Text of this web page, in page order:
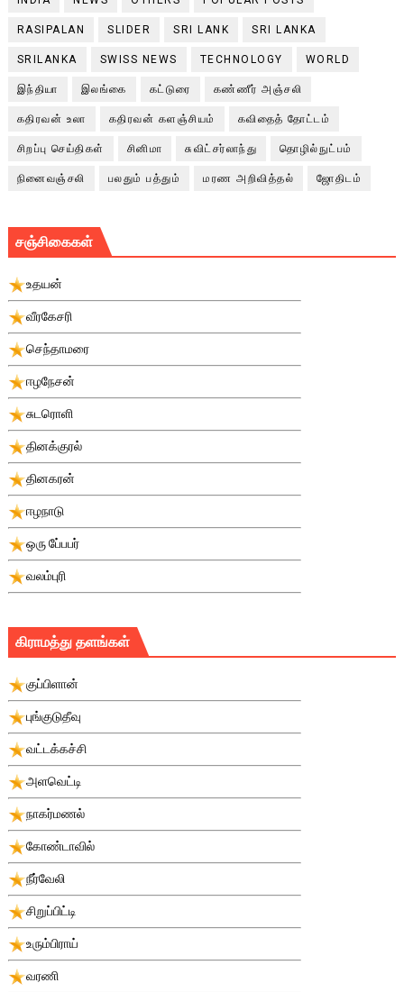
RASIPALAN SLIDER SRI LANK SRI LANKA
SRILANKA SWISS NEWS TECHNOLOGY WORLD
இந்தியா இலங்கை கட்டுரை கண்ணீர் அஞ்சலி
கதிரவன் உலா கதிரவன் களஞ்சியம் கவிதைத் தோட்டம்
சிறப்பு செய்திகள் சினிமா சுவிட்சர்லாந்து தொழில்நுட்பம்
நினைவஞ்சலி பலதும் பத்தும் மரண அறிவித்தல் ஜோதிடம்
சஞ்சிகைகள்
உதயன்
வீரகேசரி
செந்தாமரை
ஈழநேசன்
சுடரொளி
தினக்குரல்
தினகரன்
ஈழநாடு
ஒரு பே்பபர்
வலம்புரி
கிராமத்து தளங்கள்
குப்பிளான்
புங்குடுதீவு
வட்டக்கச்சி
அளவெட்டி
நாகர்மணல்
கோண்டாவில்
நீர்வேலி
சிறுப்பிட்டி
உரும்பிராய்
வரணி